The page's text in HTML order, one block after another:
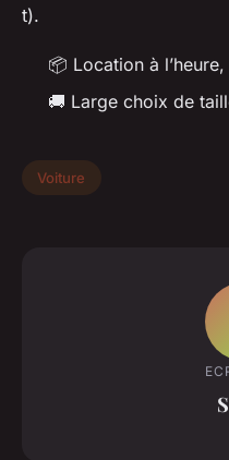
t).
📦 Location à
🚚 Large choix de
Voiture